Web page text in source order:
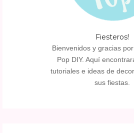
Fiesteros!
Bienvenidos y gracias
Pop DIY. Aquí
tutoriales e ideas de
sus fiestas.